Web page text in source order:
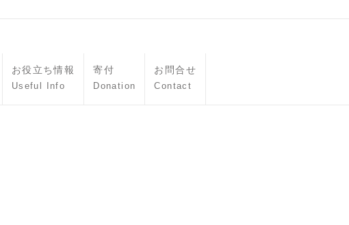
お役立ち情報
Useful Info
寄付
Donation
お問合せ
Contact